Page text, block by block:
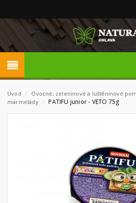
Úvod / Ovocné, zeleninové a luštěninové
marmelády / PATIFU junior - VETO 75g